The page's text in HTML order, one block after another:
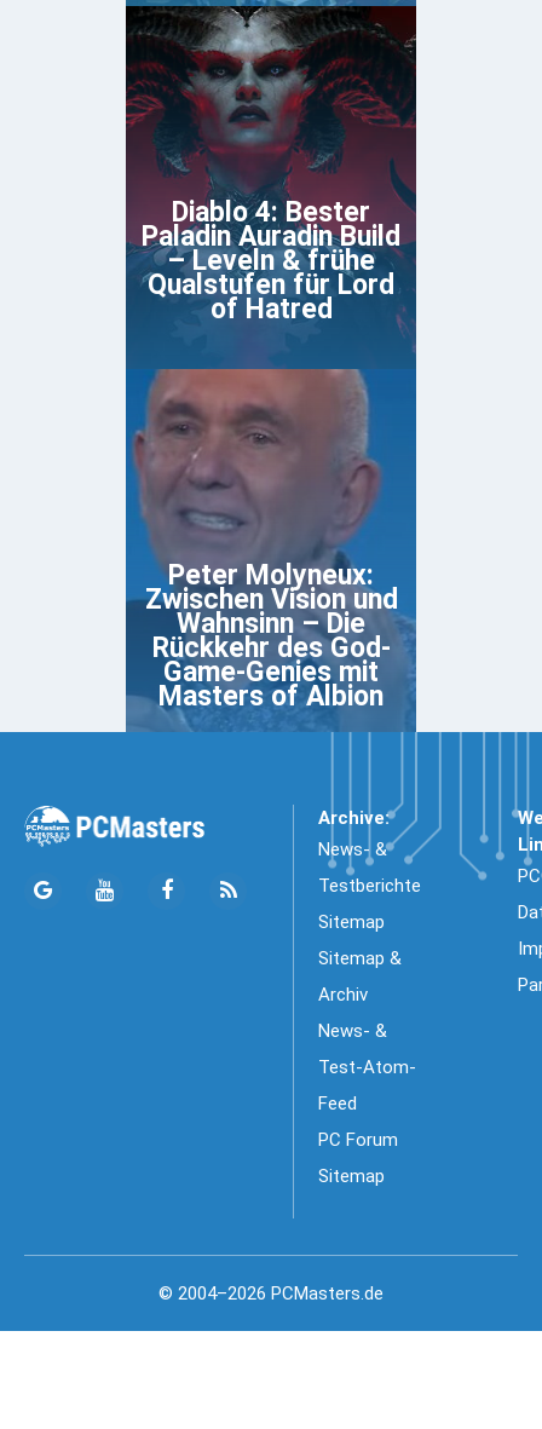
Diablo 4: Bester
Paladin Auradin Build
– Leveln & frühe
Qualstufen für Lord
of Hatred
Peter Molyneux:
Zwischen Vision und
Wahnsinn – Die
Rückkehr des God-
Game-Genies mit
Masters of Albion
Archive:
News- &
Testberichte
Sitemap
Sitemap &
Archiv
News- &
Test-Atom-
Feed
PC Forum
Sitemap
© 2004–2026 PCMasters.de